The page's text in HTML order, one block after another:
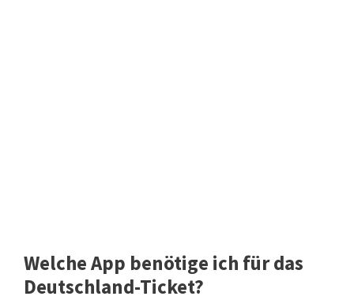
Welche App benötige ich für das
Deutschland-Ticket?